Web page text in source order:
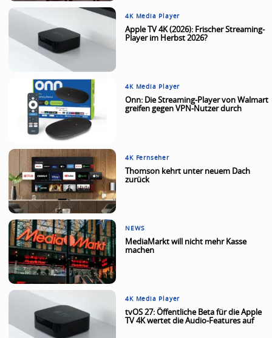
4K Media Player
Apple TV 4K (2026): Frischer Streaming-
Player im Herbst 2026?
4K Media Player
Onn: Die Streaming-Player von Walmart
greifen gegen VPN-Nutzer durch
4K Fernseher
Thomson kehrt unter neuem Dach
zurück
NEWS
MediaMarkt will nicht mehr Kasse
machen
4K Media Player
tvOS 27: Öffentliche Beta für die Apple
TV 4K wertet die Audio-Features auf